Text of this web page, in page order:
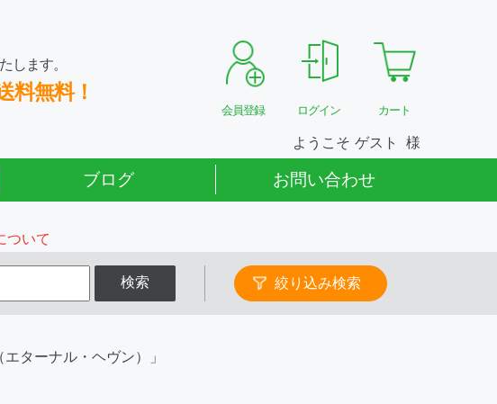
します。
料無料！
会員登録 ログイン カート
ようこそ ゲスト
ブログ お問い合わせ
ついて
検索 絞り込み検索
ターナル・ヘヴン）」